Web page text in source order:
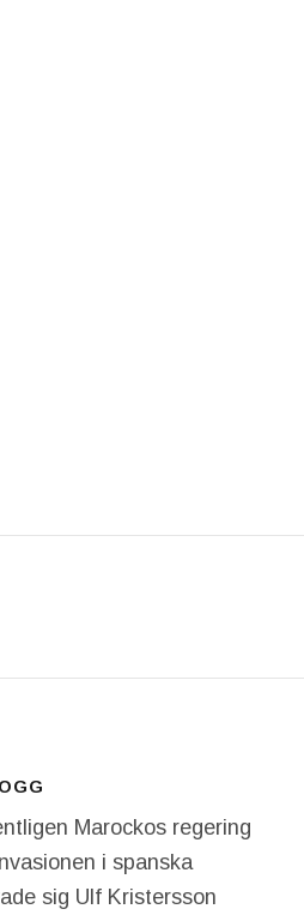
Marockos regering
i spanska
sig Ulf Kristersson